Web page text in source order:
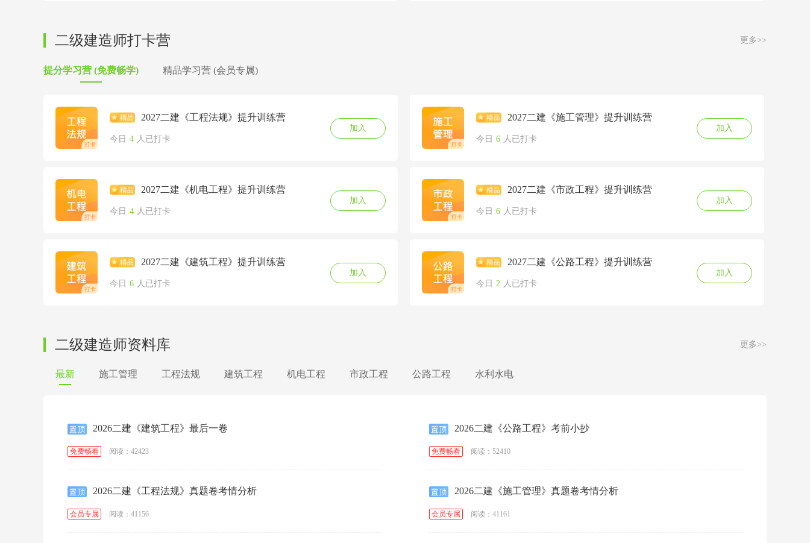
二级建造师打卡营 更多>>
提分学习营 (免费畅学) 精品学习营 (会员专属)
2027二建《工程法规》提升训练营
今日 4 人已打卡
加入
2027二建《施工管理》提升训练营
今日 6 人已打卡
加入
2027二建《机电工程》提升训练营
今日 4 人已打卡
加入
2027二建《市政工程》提升训练营
今日 6 人已打卡
加入
2027二建《建筑工程》提升训练营
今日 6 人已打卡
加入
2027二建《公路工程》提升训练营
今日 2 人已打卡
加入
二级建造师资料库 更多>>
最新 施工管理 工程法规 建筑工程 机电工程 市政工程 公路工程 水利水电
2026二建《建筑工程》最后一卷
免费畅看 阅读：42423
2026二建《公路工程》考前小抄
免费畅看 阅读：52410
2026二建《工程法规》真题卷考情分析
会员专属 阅读：41156
2026二建《施工管理》真题卷考情分析
会员专属 阅读：41161